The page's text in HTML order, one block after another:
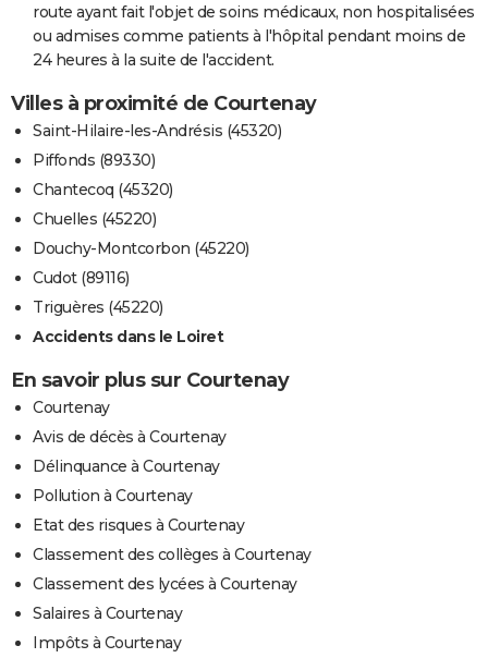
route ayant fait l'objet de soins médicaux, non hospitalisées
ou admises comme patients à l'hôpital pendant moins de
24 heures à la suite de l'accident.
Villes à proximité de Courtenay
Saint-Hilaire-les-Andrésis (45320)
Piffonds (89330)
Chantecoq (45320)
Chuelles (45220)
Douchy-Montcorbon (45220)
Cudot (89116)
Triguères (45220)
Accidents dans le Loiret
En savoir plus sur Courtenay
Courtenay
Avis de décès à Courtenay
Délinquance à Courtenay
Pollution à Courtenay
Etat des risques à Courtenay
Classement des collèges à Courtenay
Classement des lycées à Courtenay
Salaires à Courtenay
Impôts à Courtenay